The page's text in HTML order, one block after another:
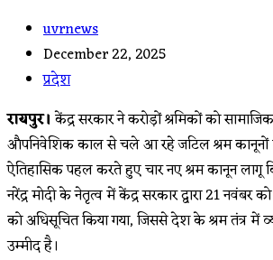
Post
author:
uvrnews
Post
published:
December 22, 2025
Post
category:
प्रदेश
रायपुर।केंद्र सरकार ने करोड़ों श्रमिकों को
औपनिवेशिक काल से चले आ रहे जटिल श्रम कानूनों
ऐतिहासिक पहल करते हुए चार नए श्रम कानून लागू
नरेंद्र मोदी के नेतृत्व में केंद्र सरकार द्वारा 21 नवंबर
को अधिसूचित किया गया, जिससे देश के श्रम तंत्र
उम्मीद है।